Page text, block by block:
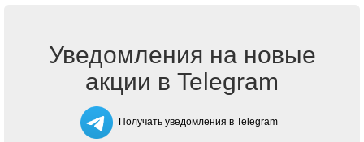
Уведомления на новые
акции в Telegram
Получать уведомления в Telegram